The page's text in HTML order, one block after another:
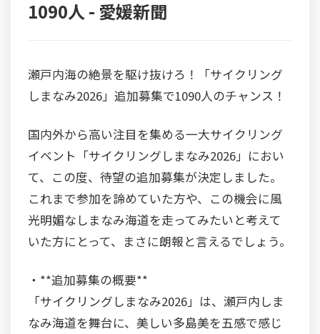
1090人 - 愛媛新聞
瀬戸内海の絶景を駆け抜けろ！「サイクリング
しまなみ2026」追加募集で1090人のチャンス！
国内外から高い注目を集める一大サイクリング
イベント「サイクリングしまなみ2026」におい
て、この度、待望の追加募集が決定しました。
これまで参加を諦めていた方や、この機会に風
光明媚なしまなみ海道を走ってみたいと考えて
いた方にとって、まさに朗報と言えるでしょう。
・**追加募集の概要**
「サイクリングしまなみ2026」は、瀬戸内しま
なみ海道を舞台に、美しい多島美を五感で感じ